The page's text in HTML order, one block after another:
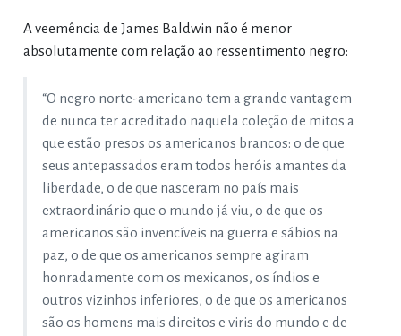
A veemência de James Baldwin não é menor
absolutamente com relação ao ressentimento negro:
“O negro norte-americano tem a grande vantagem
de nunca ter acreditado naquela coleção de mitos a
que estão presos os americanos brancos: o de que
seus antepassados eram todos heróis amantes da
liberdade, o de que nasceram no país mais
extraordinário que o mundo já viu, o de que os
americanos são invencíveis na guerra e sábios na
paz, o de que os americanos sempre agiram
honradamente com os mexicanos, os índios e
outros vizinhos inferiores, o de que os americanos
são os homens mais direitos e viris do mundo e de